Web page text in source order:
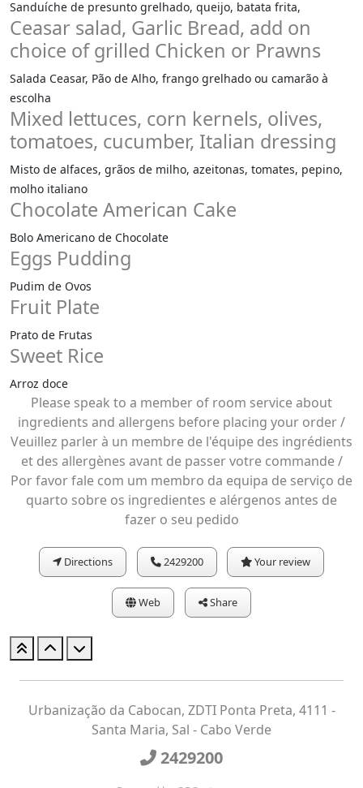
Sanduíche de presunto grelhado, queijo, batata frita,
Ceasar salad, Garlic Bread, add on
choice of grilled Chicken or Prawns
Salada Ceasar, Pão de Alho, frango grelhado ou camarão à
escolha
Mixed lettuces, corn kernels, olives,
tomatoes, cucumber, Italian dressing
Misto de alfaces, grãos de milho, azeitonas, tomates, pepino,
molho italiano
Chocolate American Cake
Bolo Americano de Chocolate
Eggs Pudding
Pudim de Ovos
Fruit Plate
Prato de Frutas
Sweet Rice
Arroz doce
Please speak to a member of room service about
ingredients and allergens before placing your order /
Veuillez parler à un membre de l'équipe des ingrédients
et des allergènes avant de passer votre commande /
Por favor fale com um membro da equipa de serviço de
quarto sobre os ingredientes e alérgenos antes de
fazer o seu pedido
Directions 2429200 Your review
Web Share
Urbanização da Cabocan, ZDTI Ponta Preta, 4111 -
Santa Maria, Sal - Cabo Verde
2429200